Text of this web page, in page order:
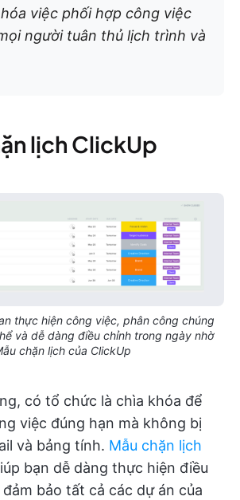
việc phối hợp công việc
người tuân thủ lịch trình và
lịch ClickUp
thực hiện công việc, phân công chúng
và dễ dàng điều chỉnh trong ngày nhờ
chặn lịch của ClickUp
có tổ chức là chìa khóa để
việc đúng hạn mà không bị
và bảng tính. Mẫu chặn lịch
bạn dễ dàng thực hiện điều
bảo tất cả các dự án của